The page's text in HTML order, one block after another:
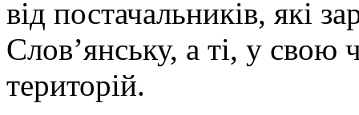
від постачальників, які
Слов’янську, а ті, у свою
територій.